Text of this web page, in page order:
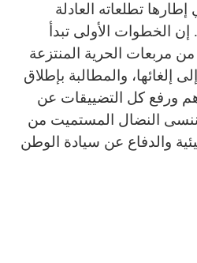
تطلعاته العادلة
الخطوات الأولى تبدأ
مربعات الحرية المنتزعة
إلغائها، والمطالبة بإطلاق
ورفع كل التضييقات عن
ننسى النضال المستميت من
والدفاع عن سيادة الوطن